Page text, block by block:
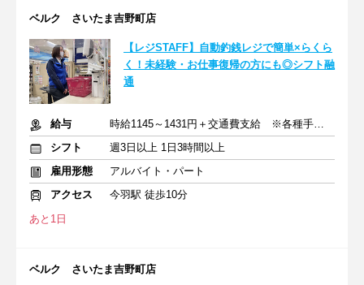
ベルク さいたま吉野町店
【レジSTAFF】自動釣銭レジで簡単×らくら
く！未経験・お仕事復帰の方にも◎シフト融
通
給与
時給1145～1431円＋交通費支給 ※各種手当含む
シフト
週3日以上 1日3時間以上
雇用形態
アルバイト・パート
アクセス
今羽駅 徒歩10分
あと1日
ベルク さいたま吉野町店